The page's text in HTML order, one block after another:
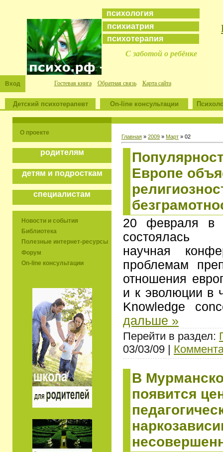
психология
психиатрия
психотерапия
С заботой о ребёнке
Вход Гостевая книга Обратная связь Карта сайта
Детский психотерапевт On-line консультации
О проекте
родителям
детям и подросткам
специалистам
Новости и события
Библиотека
Полезные интернет-ресурсы
Форум
On-line консультации
Главная » 2009 » Март » 02
Европе
20 февраля в
состоялась
научная
проблемам
отношения
и к эволюции в
Knowledge
дальше »
Перейти в раздел:
03/03/09 |
В
появится